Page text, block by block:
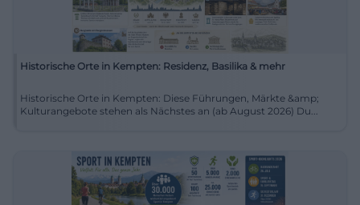
Historische Orte in Kempten: Residenz, Basilika & mehr
Historische Orte in Kempten: Diese Führungen, Märkte &amp;
Kulturangebote stehen als Nächstes an (ab August 2026) Du...